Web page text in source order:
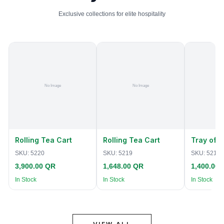
Exclusive collections for elite hospitality
Rolling Tea Cart
SKU: 5220
3,900.00 QR
In Stock
Rolling Tea Cart
SKU: 5219
1,648.00 QR
In Stock
Tray of
SKU: 5218
1,400.00
In Stock